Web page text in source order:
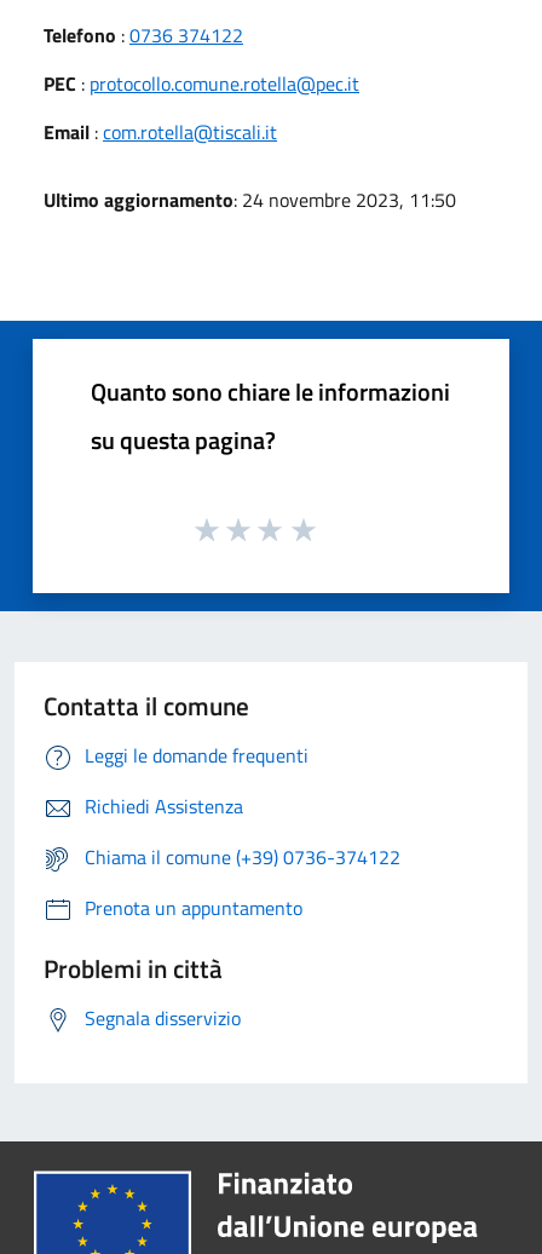
Telefono :0736 374122
PEC : protocollo.comune.rotella@pec.it
Email :com.rotella@tiscali.it
Ultimo aggiornamento: 24 novembre 2023, 11:50
Quanto sono chiare le informazioni
su questa pagina?
Contatta il comune
Leggi le domande frequenti
Richiedi Assistenza
Chiama il comune (+39) 0736-374122
Prenota un appuntamento
Problemi in città
Segnala disservizio